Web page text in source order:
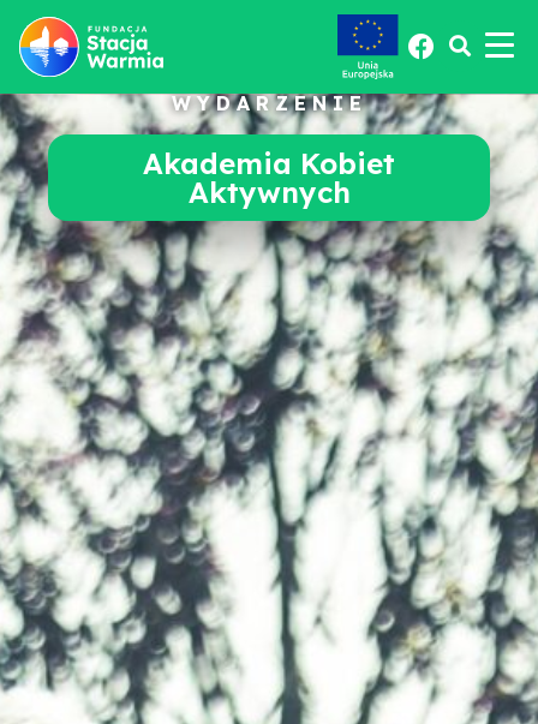
WYDARZENIE
Akademia Kobiet
Aktywnych